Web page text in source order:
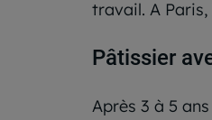
travail. A
Pâtissier
Après 3 à 5